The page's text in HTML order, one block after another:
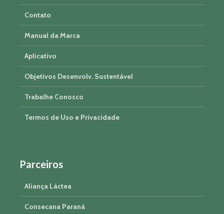
Contato
Manual da Marca
Aplicativo
Objetivos Desenvolv. Sustentável
Trabalhe Conosco
Termos de Uso e Privacidade
Parceiros
Aliança Láctea
Consecana Paraná